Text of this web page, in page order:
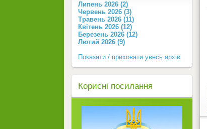
Липень 2026 (2)
Червень 2026 (3)
Травень 2026 (11)
Квітень 2026 (12)
Березень 2026 (12)
Лютий 2026 (9)
Показати / приховати увесь архів
Корисні посилання